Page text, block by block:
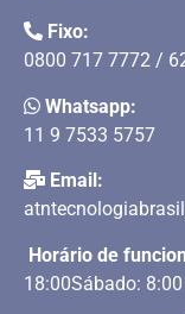
Fixo:
0800 717 7772 /
Whatsapp:
11 9 7533 5757
Email:
Horário de
18:00Sábado: